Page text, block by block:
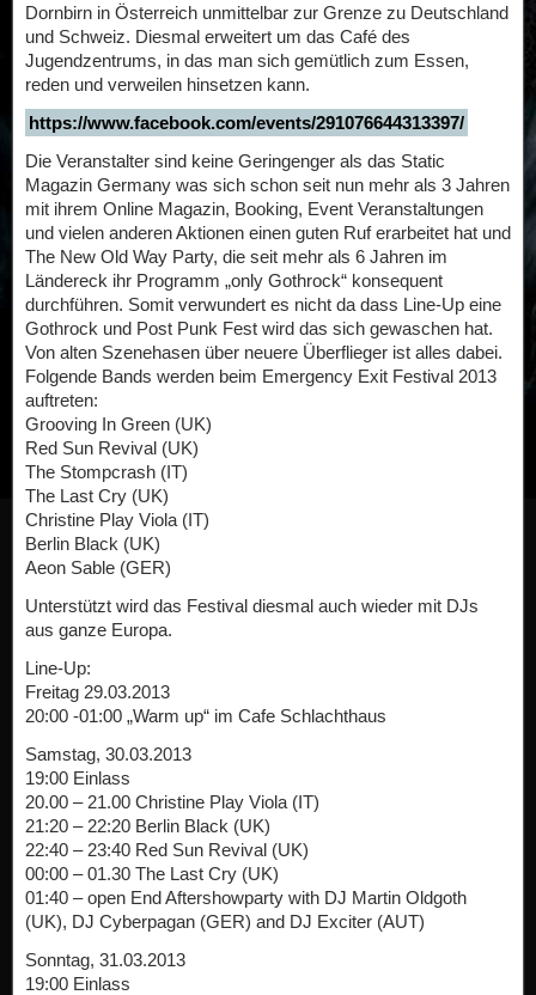
Dornbirn in Österreich unmittelbar zur Grenze zu Deutschland
und Schweiz. Diesmal erweitert um das Café des
Jugendzentrums, in das man sich gemütlich zum Essen,
reden und verweilen hinsetzen kann.
https://www.facebook.com/events/291076644313397/
Die Veranstalter sind keine Geringenger als das Static
Magazin Germany was sich schon seit nun mehr als 3 Jahren
mit ihrem Online Magazin, Booking, Event Veranstaltungen
und vielen anderen Aktionen einen guten Ruf erarbeitet hat und
The New Old Way Party, die seit mehr als 6 Jahren im
Ländereck ihr Programm „only Gothrock“ konsequent
durchführen. Somit verwundert es nicht da dass Line-Up eine
Gothrock und Post Punk Fest wird das sich gewaschen hat.
Von alten Szenehasen über neuere Überflieger ist alles dabei.
Folgende Bands werden beim Emergency Exit Festival 2013
auftreten:
Grooving In Green (UK)
Red Sun Revival (UK)
The Stompcrash (IT)
The Last Cry (UK)
Christine Play Viola (IT)
Berlin Black (UK)
Aeon Sable (GER)
Unterstützt wird das Festival diesmal auch wieder mit DJs
aus ganze Europa.
Line-Up:
Freitag 29.03.2013
20:00 -01:00 „Warm up“ im Cafe Schlachthaus
Samstag, 30.03.2013
19:00 Einlass
20.00 – 21.00 Christine Play Viola (IT)
21:20 – 22:20 Berlin Black (UK)
22:40 – 23:40 Red Sun Revival (UK)
00:00 – 01.30 The Last Cry (UK)
01:40 – open End Aftershowparty with DJ Martin Oldgoth
(UK), DJ Cyberpagan (GER) and DJ Exciter (AUT)
Sonntag, 31.03.2013
19:00 Einlass